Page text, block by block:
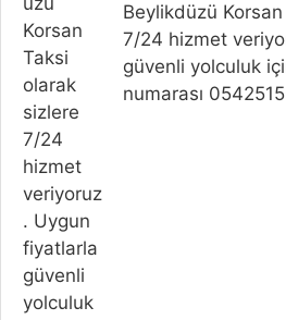
Beylikdüzü
7/24 hizmet
güvenli yolculuk
numarası